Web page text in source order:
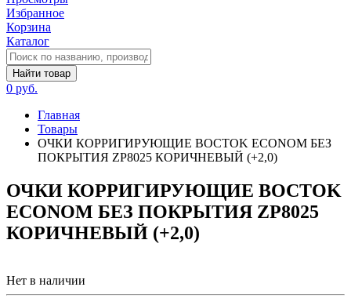
Избранное
Корзина
Каталог
Найти товар
0 руб.
Главная
Товары
ОЧКИ КОРРИГИРУЮЩИЕ BOCTOK ECONOM БЕЗ
ПОКРЫТИЯ ZP8025 КОРИЧНЕВЫЙ (+2,0)
ОЧКИ КОРРИГИРУЮЩИЕ BOCTOK
ECONOM БЕЗ ПОКРЫТИЯ ZP8025
КОРИЧНЕВЫЙ (+2,0)
Нет в наличии